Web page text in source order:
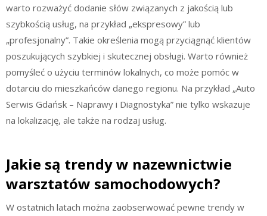
warto rozważyć dodanie słów związanych z jakością lub
szybkością usług, na przykład „ekspresowy” lub
„profesjonalny”. Takie określenia mogą przyciągnąć klientów
poszukujących szybkiej i skutecznej obsługi. Warto również
pomyśleć o użyciu terminów lokalnych, co może pomóc w
dotarciu do mieszkańców danego regionu. Na przykład „Auto
Serwis Gdańsk – Naprawy i Diagnostyka” nie tylko wskazuje
na lokalizację, ale także na rodzaj usług.
Jakie są trendy w nazewnictwie
warsztatów samochodowych?
W ostatnich latach można zaobserwować pewne trendy w